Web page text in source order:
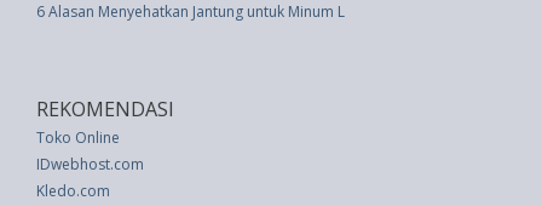
6 Alasan Menyehatkan Jantung untuk Minum Lebih Banyak Teh
REKOMENDASI
Toko Online
IDwebhost.com
Kledo.com